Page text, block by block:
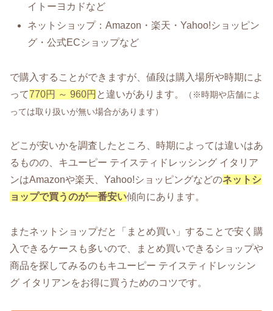
イトーヨカドなど
ネットショップ：Amazon・楽天・Yahoo!ショッピン
グ・公式ECショップなど
で購入することができますが、値段は購入場所や時期によ
って770円 ～ 960円 と違いがあります。
（※時期や店舗によ
っては取り扱いが無い場合があります）
どこが安いかを調査したところ、時期によっては違いはあ
るものの、キユーピー テイスティドレッシング イタリア
ンはAmazonや楽天、Yahoo!ショッピングなどのネットシ
ョップで買うのが一番安い傾向にあります。
またネットショップだと「まとめ買い」することで安く購
入できるケースも多いので、まとめ買いできるショップや
商品を探してみるのもキユーピー テイスティドレッシン
グ イタリアンをお得に買うためのコツです。